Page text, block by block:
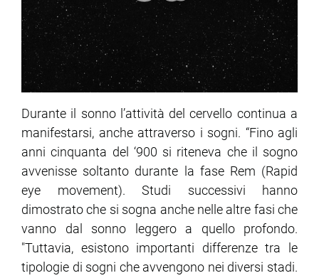
Durante il sonno l’attività del cervello continua a
manifestarsi, anche attraverso i sogni. “Fino agli
anni cinquanta del ‘900 si riteneva che il sogno
avvenisse soltanto durante la fase Rem (Rapid
eye movement). Studi successivi hanno
dimostrato che si sogna anche nelle altre fasi che
vanno dal sonno leggero a quello profondo.
"Tuttavia, esistono importanti differenze tra le
tipologie di sogni che avvengono nei diversi stadi.